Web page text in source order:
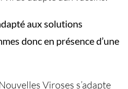
aux solutions
donc en présence d’une
Viroses s’adapte